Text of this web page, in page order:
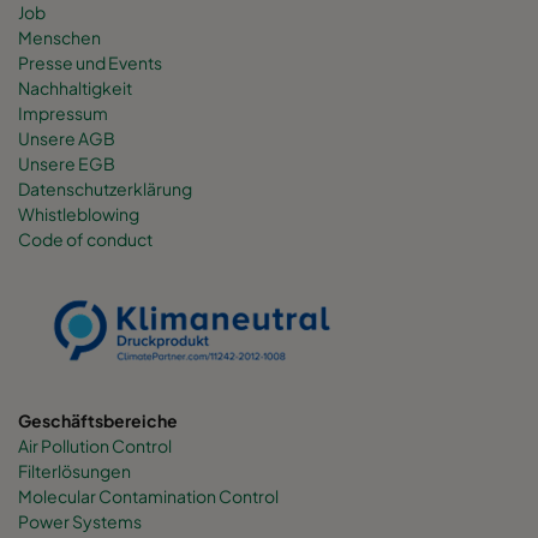
Job
Menschen
Presse und Events
Nachhaltigkeit
Impressum
Unsere AGB
Unsere EGB
Datenschutzerklärung
Whistleblowing
Code of conduct
Geschäftsbereiche
Air Pollution Control
Filterlösungen
Molecular Contamination Control
Power Systems